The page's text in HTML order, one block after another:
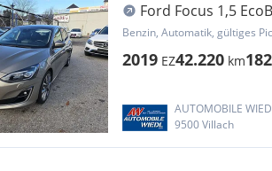
Ford Focus 1,5
Benzin, Automatik, gültiges
2019 EZ42.220 km182
AUTOMOBILE
9500 Villach